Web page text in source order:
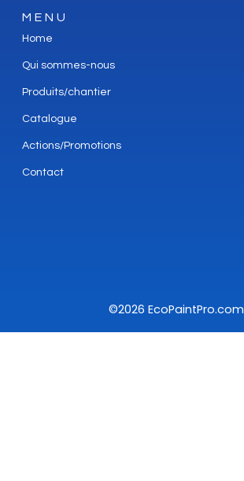
MENU
Home
Qui sommes-nous
Produits/chantier
Catalogue
Actions/Promotions
Contact
©2026 EcoPaintPro.com